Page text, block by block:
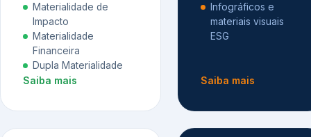
Materialidade de
Impacto
Materialidade
Financeira
Dupla Materialidade
Saiba mais
Infográficos e
materiais visuais
ESG
Saiba mais